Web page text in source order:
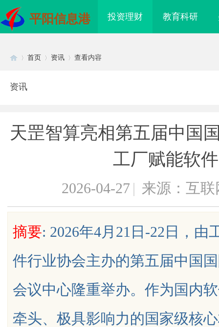
平阳信息港 投资理财 教育科研
uz
首页 资讯 查看内容
资讯
天罡智算亮相第五届中国
工厂赋能软
2026-04-27 | 来源：互联
摘要: 2026年4月21日-22日，
件行业协会主办的第五届中国
会议中心隆重举办。作为国内
牵头、极具影响力的国家级核
数字连接之道 趋势探讨